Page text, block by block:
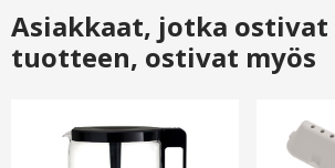
Asiakkaat, jotka ostivat
tuotteen, ostivat myös